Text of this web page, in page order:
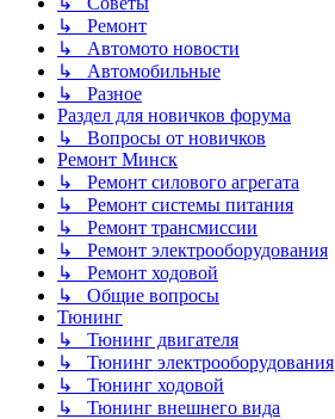
↳ Ремонт
↳ Автомото новости
↳ Автомобильные
↳ Разное
Раздел для новичков форума
↳ Вопросы от новичков
Ремонт Минск
↳ Ремонт силового агрегата
↳ Ремонт системы питания
↳ Ремонт трансмиссии
↳ Ремонт электрооборудования
↳ Ремонт ходовой
↳ Общие вопросы
Тюнинг
↳ Тюнинг двигателя
↳ Тюнинг электрооборудования
↳ Тюнинг ходовой
↳ Тюнинг внешнего вида